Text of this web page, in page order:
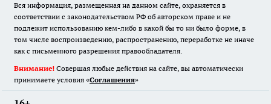
Вся информация, размещенная на данном сайте, охраняется в
соответствии с законодательством РФ об авторском праве и не
подлежит использованию кем-либо в какой бы то ни было форме, в
том числе воспроизведению, распространению, переработке не иначе
как с письменного разрешения правообладателя.
Внимание! Совершая любые действия на сайте, вы автоматически
принимаете условия «Cоглашения»